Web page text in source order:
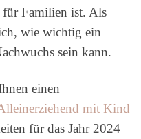
Familien ist. Als
wie wichtig ein
sein kann.
einen
mit Kind
für das Jahr 2024